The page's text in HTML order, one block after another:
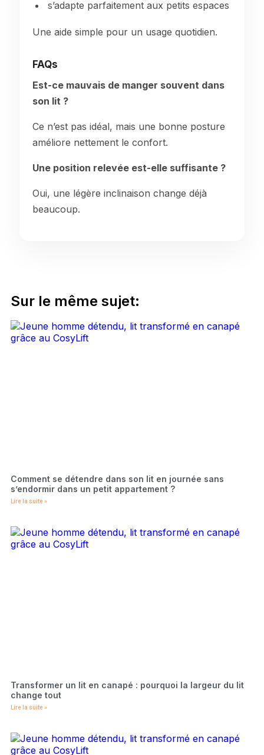
s’adapte parfaitement aux petits espaces
Une aide simple pour un usage quotidien.
FAQs
Est-ce mauvais de manger souvent dans
son lit ?
Ce n’est pas idéal, mais une bonne posture
améliore nettement le confort.
Une position relevée est-elle suffisante ?
Oui, une légère inclinaison change déjà
beaucoup.
Sur le même sujet:
Comment se détendre dans son lit en journée sans
s’endormir dans un petit appartement ?
Lire la suite »
Transformer un lit en canapé : pourquoi la largeur du lit
change tout
Lire la suite »